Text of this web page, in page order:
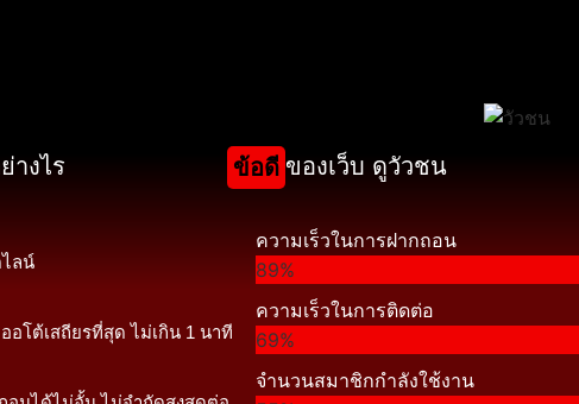
างไร
ลน์
อโต้เสถียรที่สุด ไม่เกิน 1 นาที
ข้อดี ของเว็บ ดูวัวชน
ความเร็วในการฝากถอน
89%
ความเร็วในการติดต่อ
69%
จำนวนสมาชิกกำลังใช้งาน